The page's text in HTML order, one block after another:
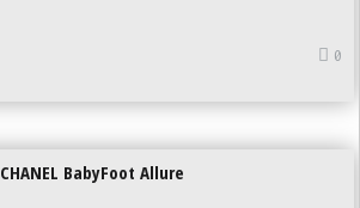
0
CHANEL BabyFoot Allure